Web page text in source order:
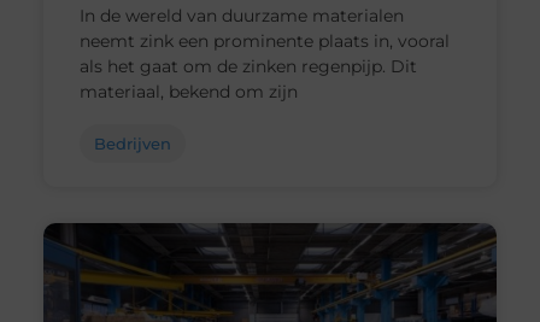
In de wereld van duurzame materialen
neemt zink een prominente plaats in, vooral
als het gaat om de zinken regenpijp. Dit
materiaal, bekend om zijn
Bedrijven